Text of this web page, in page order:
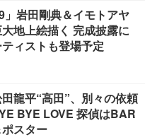
」岩田剛典＆イモトアヤ
地上絵描く 完成披露に
ィストも登場予定
龍平“高田”、別々の依頼
BYE LOVE 探偵はBAR
スター